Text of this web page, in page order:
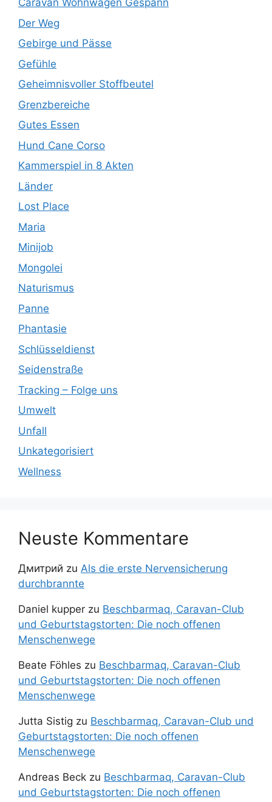
Caravan Wohnwagen Gespann
Der Weg
Gebirge und Pässe
Gefühle
Geheimnisvoller Stoffbeutel
Grenzbereiche
Gutes Essen
Hund Cane Corso
Kammerspiel in 8 Akten
Länder
Lost Place
Maria
Minijob
Mongolei
Naturismus
Panne
Phantasie
Schlüsseldienst
Seidenstraße
Tracking – Folge uns
Umwelt
Unfall
Unkategorisiert
Wellness
Neuste Kommentare
Дмитрий zu Als die erste Nervensicherung
durchbrannte
Daniel kupper zu Beschbarmaq, Caravan-Club
und Geburtstagstorten: Die noch offenen
Menschenwege
Beate Föhles zu Beschbarmaq, Caravan-Club
und Geburtstagstorten: Die noch offenen
Menschenwege
Jutta Sistig zu Beschbarmaq, Caravan-Club und
Geburtstagstorten: Die noch offenen
Menschenwege
Andreas Beck zu Beschbarmaq, Caravan-Club
und Geburtstagstorten: Die noch offenen